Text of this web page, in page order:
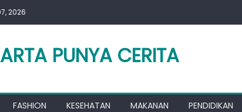
2026
PUNYA CERITA
FASHION KESEHATAN MAKANAN PENDIDIKAN